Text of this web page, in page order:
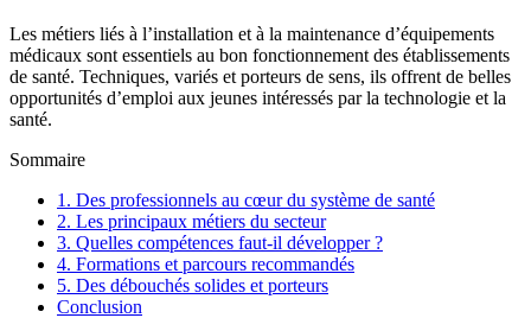
Les métiers liés à l’installation et à la maintenance d’équipements
médicaux sont essentiels au bon fonctionnement des établissements
de santé. Techniques, variés et porteurs de sens, ils offrent de belles
opportunités d’emploi aux jeunes intéressés par la technologie et la
santé.
Sommaire
1. Des professionnels au cœur du système de santé
2. Les principaux métiers du secteur
3. Quelles compétences faut-il développer ?
4. Formations et parcours recommandés
5. Des débouchés solides et porteurs
Conclusion